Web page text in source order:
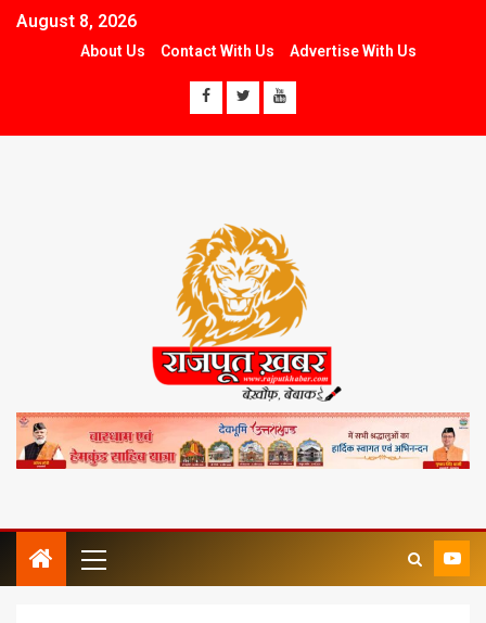
August 8, 2026
About Us Contact With Us Advertise With Us